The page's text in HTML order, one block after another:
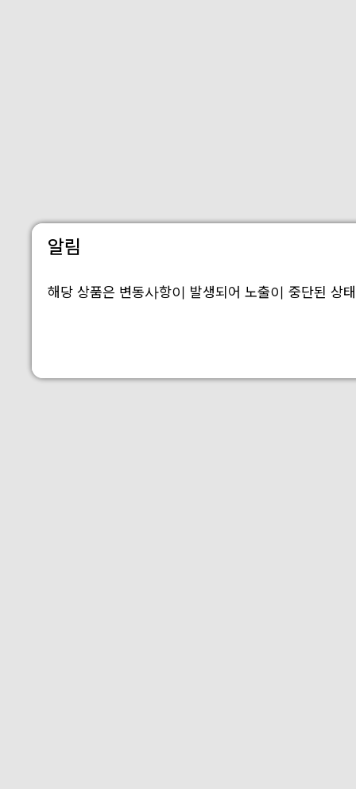
알림
해당 상품은 변동사항이 발생되어 노출이 중단된 상